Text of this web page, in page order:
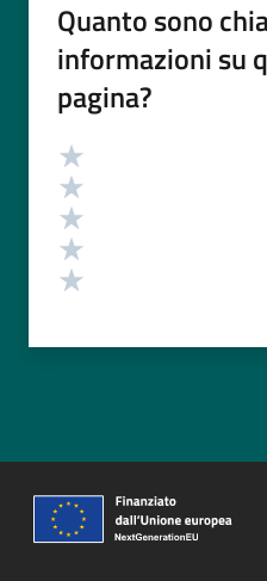
Quanto sono
informazioni su
pagina?
Valutazione